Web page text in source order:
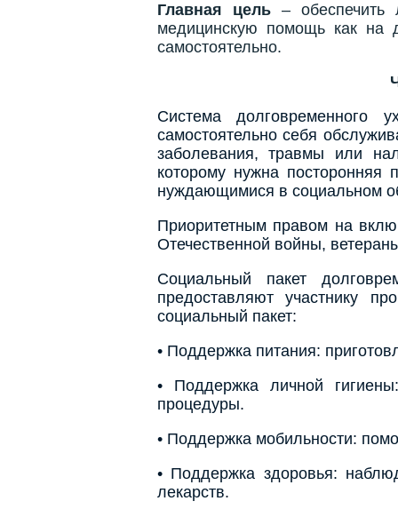
Главная цель– обеспечить
медицинскую помощь как на
самостоятельно.
Система долговременного
самостоятельно себя
заболевания, травмы или
которому нужна
нуждающимися в социальном
Приоритетным правом на
Отечественной войны,
Социальный пакет
предоставляют участнику
социальный пакет:
• Поддержка питания:
• Поддержка личной
процедуры.
• Поддержка мобильности:
• Поддержка здоровья:
лекарств.